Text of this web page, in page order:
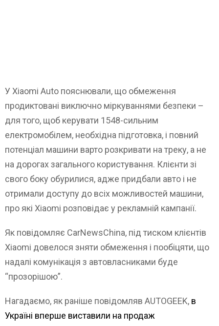
У Xiaomi Auto пояснювали, що обмеження
продиктовані виключно міркуваннями безпеки –
для того, щоб керувати 1548-сильним
електромобілем, необхідна підготовка, і повний
потенціал машини варто розкривати на треку, а не
на дорогах загального користування. Клієнти зі
свого боку обурилися, адже придбали авто і не
отримали доступу до всіх можливостей машини,
про які Xiaomi розповідає у рекламній кампанії.
Як повідомляє CarNewsChina, під тиском клієнтів
Xiaomi довелося зняти обмеження і пообіцяти, що
надалі комунікація з автовласниками буде
“прозорішою”.
Нагадаємо, як раніше повідомляв AUTOGEEK, в
Україні вперше виставили на продаж